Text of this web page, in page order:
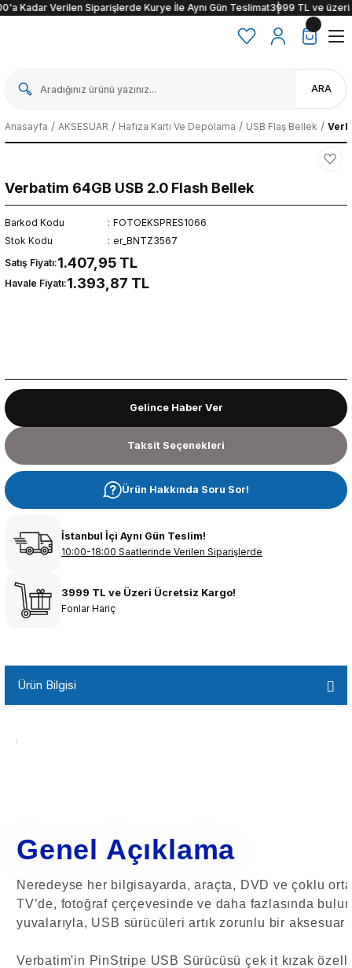
Kadar Verilen Siparişlerde Kurye İle Aynı Gün Teslimat3999 TL ve üzeri
ARA
Anasayfa AKSESUAR Hafıza Kartı Ve Depolama USB Flaş Bellek
Verbatim 64GB USB 2.0 Flash Bellek
Barkod Kodu
FOTOEKSPRES1066
Stok Kodu
er_BNTZ3567
Satış Fiyatı:1.407,95 TL
Havale Fiyatı:1.393,87 TL
Gelince Haber Ver
Taksit Seçenekleri
Ürün Hakkında Soru Sor!
İstanbul İçi Aynı Gün Teslim!
10:00-18:00 Saatlerinde Verilen Siparişlerde
3999 TL ve Üzeri Ücretsiz Kargo!
Fonlar Hariç
Ürün Bilgisi
Genel Açıklama
Neredeyse her bilgisayarda, araçta, DVD ve çoklu
TV’de, fotoğraf çerçevesinde ve daha fazlasında
yuvalarıyla, USB sürücüleri artık zorunlu bir aksesuar
Verbatim'in PinStripe USB Sürücüsü çek it kızak